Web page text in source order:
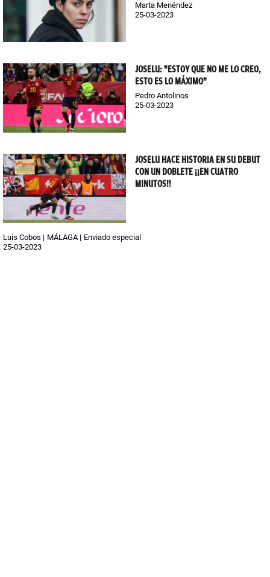
Marta Menéndez
25-03-2023
JOSELU: "ESTOY QUE NO ME LO CREO,
ESTO ES LO MÁXIMO"
Pedro Antolinos
25-03-2023
JOSELU HACE HISTORIA EN SU DEBUT
CON UN DOBLETE ¡¡EN CUATRO
MINUTOS!!
Luis Cobos MÁLAGA
Enviado especial
25-03-2023